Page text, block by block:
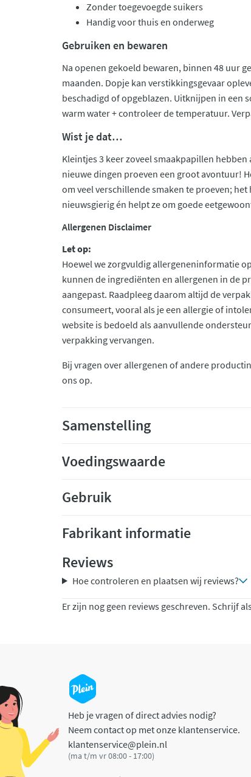
Zonder toegevoegde suikers
Handig voor thuis en onderweg
Gebruiken en bewaren
Na openen gekoeld bewaren, binnen 48 uur
maanden. Dopje kan verstikkingsgevaar
beschadigd of opgeblazen. Uitknijpen in een
warm water + controleer de temperatuur.
Wist je dat…
Kleintjes 3 keer zoveel smaakpapillen
nieuwe dingen proeven een groot avontuur!
om veel verschillende smaken te proeven;
nieuwsgierig én helpt ze om goede
Allergenen Disclaimer
Let op:
Hoewel we zorgvuldig allergeneninformatie
kunnen de ingrediënten en allergenen in de
aangepast. Raadpleeg daarom altijd de
consumeert, vooral als je een allergie of
website is bedoeld als aanvullende
verpakking vervangen.
Bij vragen over allergenen of andere
ons op.
Samenstelling
Voedingswaarde
Gebruik
Fabrikant informatie
Reviews
Hoe controleren en plaatsen wij reviews?
Er zijn nog geen reviews geschreven. Schrijf
Heb je vragen of direct advies nodig?
Neem contact op met onze klantenservice.
klantenservice@plein.nl
(ma t/m vr 08:00 - 17:00)